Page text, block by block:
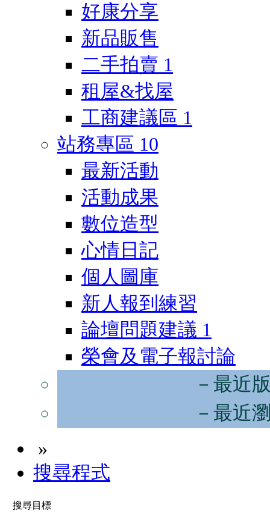
好康分享
新品販售
二手拍賣 1
租屋&找屋
工商建議區 1
站務專區 10
最新活動
活動成果
數位造型
心情日記
個人圖庫
新人報到練習
論壇問題建議 1
榮會及電子報討論
－最近
－最近
»
搜尋程式
搜尋目標